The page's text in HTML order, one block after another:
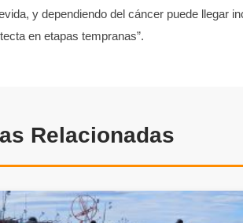
y dependiendo del cáncer puede llegar
en etapas tempranas”.
Relacionadas